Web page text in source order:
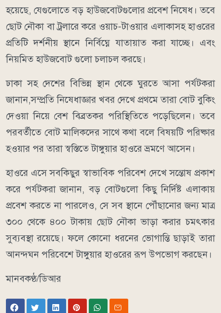
হয়েছে, যেগুলোতে বড় হাউজবোটগুলোর প্রবেশ নিষেধ। তবে
ছোট নৌকা বা ট্রলারে করে ওয়াচ-টাওয়ার এলাকাসহ হাওরের
প্রতিটি দর্শনীয় স্থানে নির্বিঘ্নে যাতায়াত করা যাচ্ছে। এবং
নিয়মিত হাউজবোট গুলো চলাচল করছে।
​ঢাকা সহ দেশের বিভিন্ন স্থান থেকে ঘুরতে আসা পর্যটকরা
জানান,সম্প্রতি নিষেধাজ্ঞার খবর দেখে প্রথমে তারা বোট বুকিং
দেওয়া নিয়ে বেশ বিব্রতকর পরিস্থিতিতে পড়েছিলেন। তবে
পরবর্তীতে বোট মালিকদের সাথে কথা বলে বিষয়টি পরিষ্কার
হওয়ার পর তারা স্বস্তিতে টাঙ্গুয়ার হাওরে ভ্রমণে আসেন।
​হাওরে এসে সবকিছুর স্বাভাবিক পরিবেশ দেখে সন্তোষ প্রকাশ
করে পর্যটকরা জানান, বড় বোটগুলো কিছু নির্দিষ্ট এলাকায়
প্রবেশ করতে না পারলেও, সে সব স্থানে পৌঁছানোর জন্য মাত্র
৩০০ থেকে ৪০০ টাকায় ছোট নৌকা ভাড়া করার চমৎকার
সুব্যবস্থা রয়েছে। ফলে কোনো ধরনের ভোগান্তি ছাড়াই তারা
আনন্দঘন পরিবেশে টাঙ্গুয়ার হাওরের রূপ উপভোগ করছেন।
মানবকণ্ঠ/ডিআর